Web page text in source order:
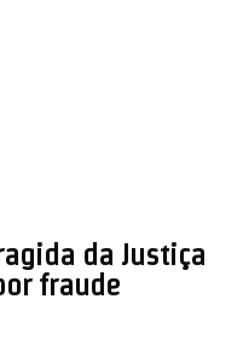
da Justiça
fraude